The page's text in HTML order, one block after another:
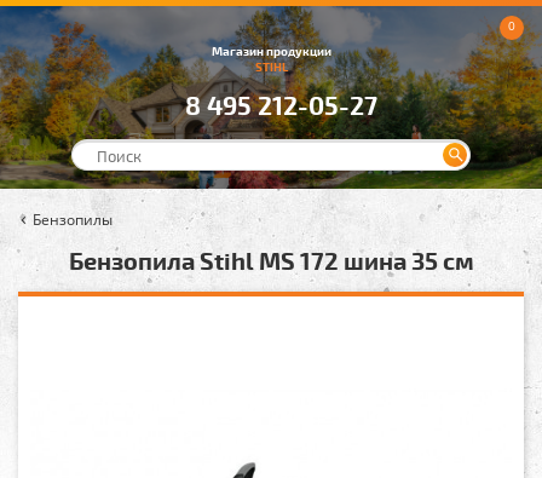
Магазин продукции
STIHL
8 495 212-05-27
0
Бензопилы
Бензопила Stihl MS 172 шина 35 см